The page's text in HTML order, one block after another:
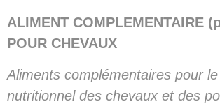
ALIMENT COMPLEMENTAIRE
POUR CHEVAUX
Aliments complémentaires pour
nutritionnel des chevaux et des